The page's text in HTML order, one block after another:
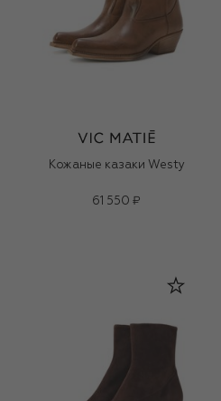
Кожаные казаки Westy
61 550 ₽